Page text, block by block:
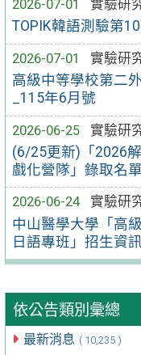
2026-07-01
實驗研
TOPIK韓語測驗第
2026-07-01
實驗研
高級中等學校第二
_115年6月號
2026-06-25
實驗研
(6/25更新)「2026
戲化營隊」錄取名單
2026-06-24
實驗研
中山醫學大學「高
日語專班」招生資訊
依公告類別彙總
最新消息 ( 10,235 )